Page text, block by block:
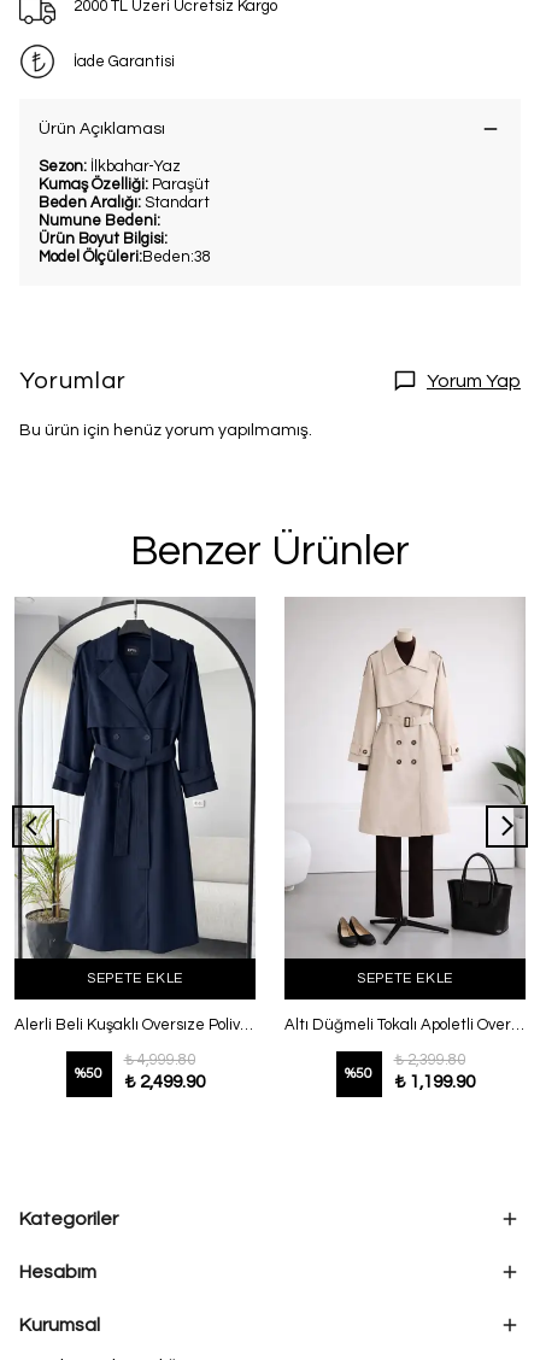
2000 TL Üzeri Ücretsiz Kargo
İade Garantisi
Ürün Açıklaması
Sezon: İlkbahar-Yaz
Kumaş Özelliği: Paraşüt
Beden Aralığı: Standart
Numune Bedeni:
Ürün Boyut Bilgisi:
Model Ölçüleri:Beden:38
Yorumlar Yorum Yap
Bu ürün için henüz yorum yapılmamış.
Benzer Ürünler
SEPETE EKLE
Alerli Beli Kuşaklı Oversıze Poliviskon Trençkot Lacivert
%50
₺ 4,999.80
₺ 2,499.90
SEPETE EKLE
Altı Düğmeli Tokalı Apoletli Oversıze Trençkot Taş
%50
₺ 2,399.80
₺ 1,199.90
Kategoriler
Hesabım
Kurumsal